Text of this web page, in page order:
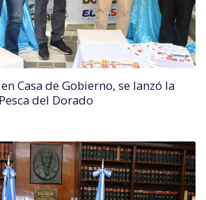
Casa de Gobierno, se lanzó la
del Dorado